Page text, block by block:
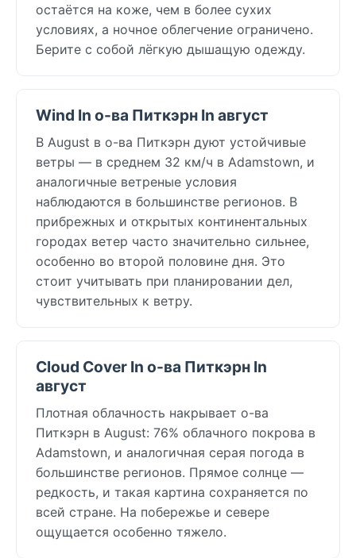
остаётся на коже, чем в более сухих
условиях, а ночное облегчение ограничено.
Берите с собой лёгкую дышащую одежду.
Wind In о-ва Питкэрн In август
В August в о-ва Питкэрн дуют устойчивые
ветры — в среднем 32 км/ч в Adamstown, и
аналогичные ветреные условия
наблюдаются в большинстве регионов. В
прибрежных и открытых континентальных
городах ветер часто значительно сильнее,
особенно во второй половине дня. Это
стоит учитывать при планировании дел,
чувствительных к ветру.
Cloud Cover In о-ва Питкэрн In
август
Плотная облачность накрывает о-ва
Питкэрн в August: 76% облачного покрова в
Adamstown, и аналогичная серая погода в
большинстве регионов. Прямое солнце —
редкость, и такая картина сохраняется по
всей стране. На побережье и севере
ощущается особенно тяжело.